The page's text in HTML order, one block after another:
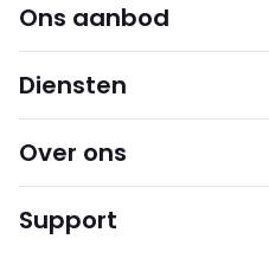
Ons aanbod
Diensten
Over ons
Support